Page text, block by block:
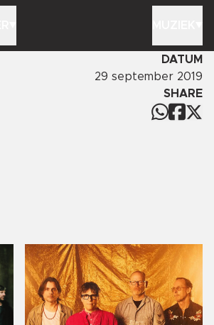
DATUM
29 september 2019
SHARE